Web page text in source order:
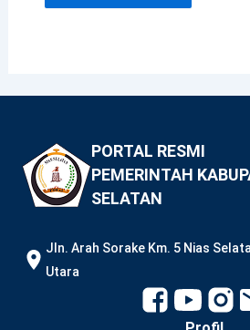
PORTAL RESMI
PEMERINTAH
SELATAN
JIn. Arah Sorake Km. 5 Nias
Utara